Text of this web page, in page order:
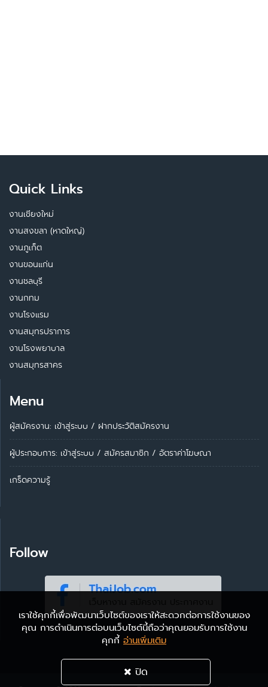
Quick Links
งานเชียงใหม่
งานสงขลา (หาดใหญ่)
งานภูเก็ต
งานขอนแก่น
งานชลบุรี
งานกทม
งานโรงแรม
งานสมุทรปราการ
งานโรงพยาบาล
งานสมุทรสาคร
Menu
ผู้สมัครงาน: เข้าสู่ระบบ / ฝากประวัติสมัครงาน
ผู้ประกอบการ: เข้าสู่ระบบ / สมัครสมาชิก / อัตราค่าโฆษณา
เกร็ดความรู้
Follow
เราใช้คุกกี้เพื่อพัฒนาเว็บไซต์ของเราให้สะดวกต่อการใช้งานของ
คุณ การดำเนินการต่อบนเว็บไซต์นี้ถือว่าคุณยอมรับการใช้งาน
คุกกี้ อ่านเพิ่มเติม
ปิด